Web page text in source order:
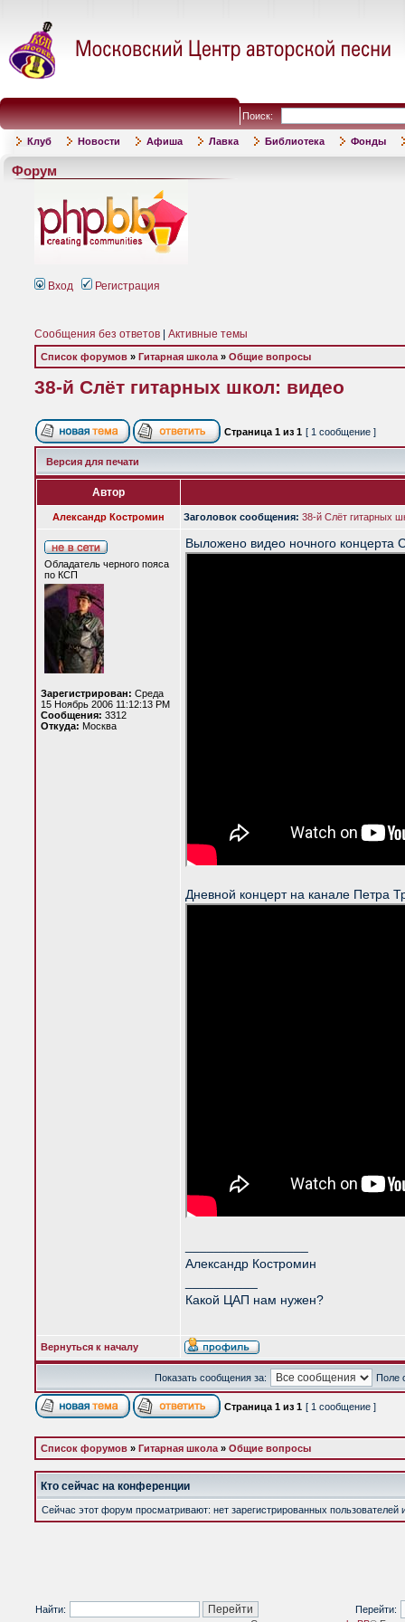
Поиск:
Клуб Новости Афиша Лавка Библиотека Фонды
Форум
Вход Регистрация
Сообщения без ответов Активные темы
Список форумов » Гитарная школа » Общие вопросы
38-й Слёт гитарных школ: видео
Страница 1 из 1 [ 1 сообщение ]
Версия для печати
Автор
Александр Костромин Заголовок сообщения: 38-й Слёт гитарных
Обладатель черного пояса
по КСП
Зарегистрирован: Среда
15 Ноябрь 2006 11:12:13 PM
Сообщения: 3312
Откуда: Москва
Выложено видео ночного
Дневной концерт на канале Петра
Александр Костромин
Какой ЦАП нам нужен?
Вернуться к началу
Показать сообщения за: Поле
Страница 1 из 1 [ 1 сообщение ]
Список форумов » Гитарная школа » Общие вопросы
Кто сейчас на конференции
Сейчас этот форум просматривают: нет зарегистрированных пользователей
Найти:
Перейти: